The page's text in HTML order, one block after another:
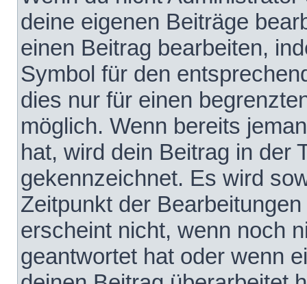
deine eigenen Beiträge
einen Beitrag bearbeiten,
Symbol für den
dies nur für einen
möglich. Wenn bereits
hat, wird dein Beitrag in der
gekennzeichnet. Es wird
Zeitpunkt der
erscheint nicht, wenn noch
geantwortet hat oder wenn